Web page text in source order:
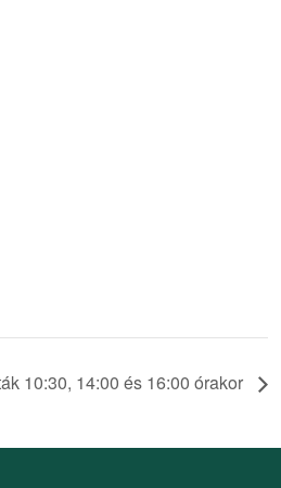
10:30, 14:00 és 16:00 órakor